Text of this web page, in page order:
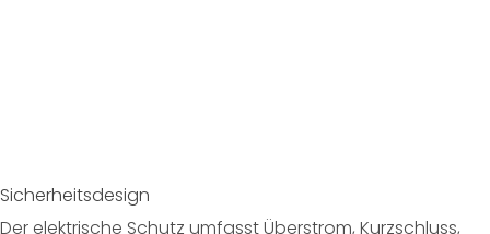
Sicherheitsdesign
Der elektrische Schutz umfasst Überstrom, Kurzschluss,